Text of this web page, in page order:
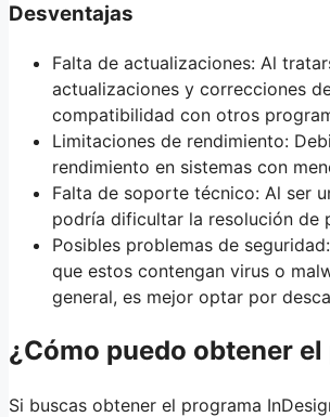
Desventajas
Falta de actualizaciones: Al
actualizaciones y correcciones
compatibilidad con otros
Limitaciones de rendimiento:
rendimiento en sistemas con
Falta de soporte técnico: Al ser
podría dificultar la resolución de
Posibles problemas de
que estos contengan virus o
general, es mejor optar por
¿Cómo puedo obtener
Si buscas obtener el programa